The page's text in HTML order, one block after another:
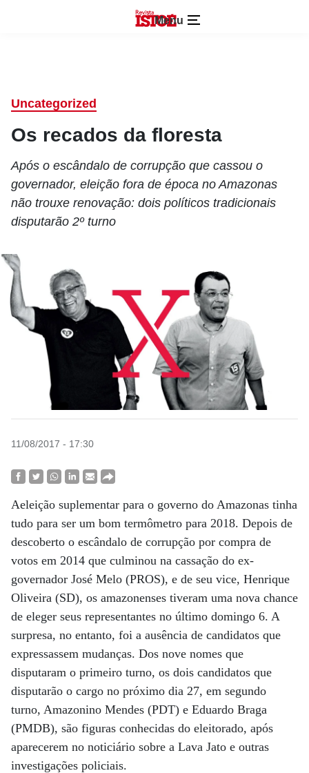
Menu
Uncategorized
Os recados da floresta
Após o escândalo de corrupção que cassou o
governador, eleição fora de época no Amazonas
não trouxe renovação: dois políticos tradicionais
disputarão 2º turno
11/08/2017 - 17:30
Aeleição suplementar para o governo do Amazonas tinha
tudo para ser um bom termômetro para 2018. Depois de
descoberto o escândalo de corrupção por compra de
votos em 2014 que culminou na cassação do ex-
governador José Melo (PROS), e de seu vice, Henrique
Oliveira (SD), os amazonenses tiveram uma nova chance
de eleger seus representantes no último domingo 6. A
surpresa, no entanto, foi a ausência de candidatos que
expressassem mudanças. Dos nove nomes que
disputaram o primeiro turno, os dois candidatos que
disputarão o cargo no próximo dia 27, em segundo
turno, Amazonino Mendes (PDT) e Eduardo Braga
(PMDB), são figuras conhecidas do eleitorado, após
aparecerem no noticiário sobre a Lava Jato e outras
investigações policiais.